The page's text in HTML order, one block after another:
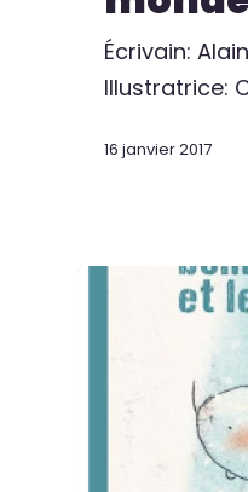
Écrivain:
Illustratrice:
16 janvier 2017